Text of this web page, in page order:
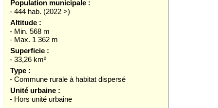
Population municipale :
- 444 hab. (2022 >)
Altitude :
- Min. 568 m
- Max. 1 362 m
Superficie :
- 33,26 km²
Type :
- Commune rurale à habitat dispersé
Unité urbaine :
- Hors unité urbaine